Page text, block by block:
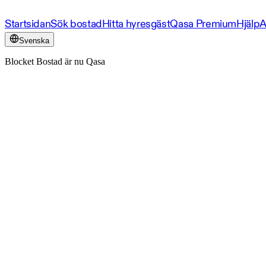
StartsidanSök bostadHitta hyresgästQasa PremiumHjälp
Svenska
Blocket Bostad är nu Qasa